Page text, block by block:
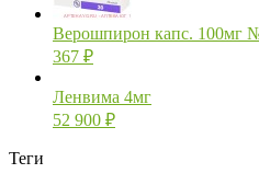
Верошпирон капс. 100мг
367 ₽
Ленвима 4мг
52 900 ₽
Теги